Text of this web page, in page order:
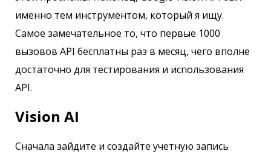
именно тем инструментом, который я ищу.
Самое замечательное то, что первые 1000
вызовов API бесплатны раз в месяц, чего вполне
достаточно для тестирования и использования
API.
Vision AI
Сначала зайдите и создайте учетную запись